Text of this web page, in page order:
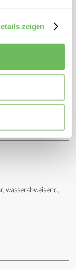
zeigen
wasserabweisend,